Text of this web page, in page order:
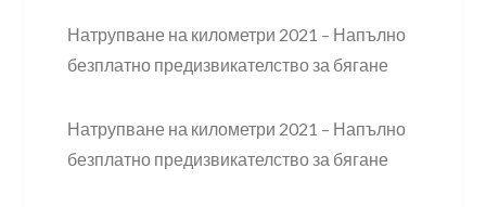
Натрупване на километри 2021 – Напълно
безплатно предизвикателство за бягане
Натрупване на километри 2021 – Напълно
безплатно предизвикателство за бягане